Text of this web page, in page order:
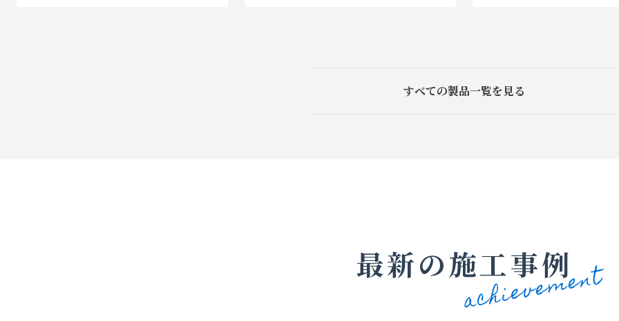
すべての製品一覧を見る
最新の施工事例